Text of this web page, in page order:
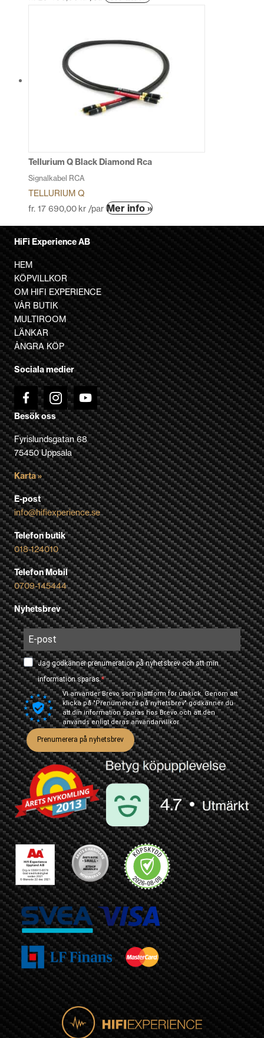
flera
varianter.
De
olika
alternativen
produktsidan
Tellurium Q Black Diamond Rca
Signalkabel RCA
TELLURIUM Q
fr. 17 690,00 kr /par Mer info »Den
varianter.
De
olika
alternativen
kan
väljas
på
produktsidan
HiFi Experience AB
HEM
KÖPVILLKOR
OM HIFI EXPERIENCE
VÅR BUTIK
MULTIROOM
LÄNKAR
ÅNGRA KÖP
Sociala medier
Besök oss
Fyrislundsgatan 68
75450 Uppsala
Karta »
E-post
info@hifiexperience.se
Telefon butik
018-124010
Telefon Mobil
0709-145444
Nyhetsbrev
Jag godkänner prenumeration på nyhetsbrev och att min
information sparas.
Vi använder Brevo som plattform för utskick. Genom att
klicka på "Prenumerera på nyhetsbrev" godkänner du
att din information sparas hos Brevo och att den
används enligt derasanvändarvillkor
Prenumerera på nyhetsbrev